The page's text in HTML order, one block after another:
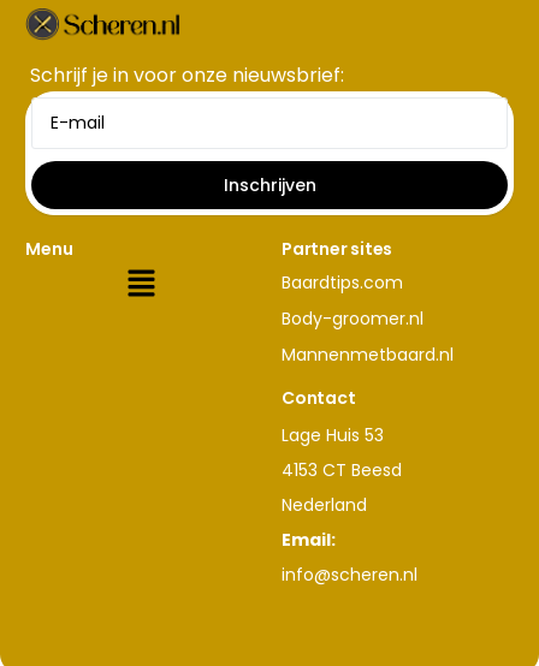
Schrijf je in voor onze nieuwsbrief​:
Inschrijven
Menu
Partner sites
Baardtips.com
Body-groomer.nl
Mannenmetbaard.nl
Contact
Lage Huis 53
4153 CT Beesd
Nederland
Email:
info@scheren.nl